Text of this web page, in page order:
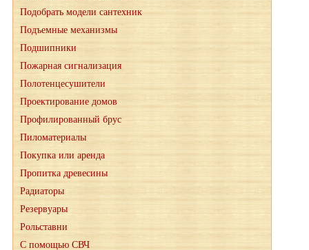
Подобрать модели сантехник
Подъемные механизмы
Подшипники
Пожарная сигнализация
Полотенцесушители
Проектирование домов
Профилированный брус
Пиломатериалы
Покупка или аренда
Пропитка древесины
Радиаторы
Резервуары
Рольставни
С помощью СВЧ